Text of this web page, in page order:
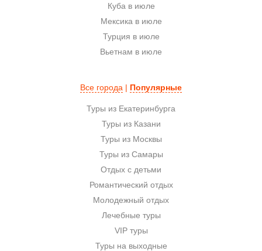
Куба в июле
Мексика в июле
Турция в июле
Вьетнам в июле
Все города | Популярные
Туры из Екатеринбурга
Туры из Казани
Туры из Москвы
Туры из Самары
Отдых с детьми
Романтический отдых
Молодежный отдых
Лечебные туры
VIP туры
Туры на выходные